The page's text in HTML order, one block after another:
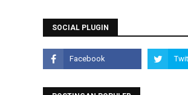
SOCIAL PLUGIN